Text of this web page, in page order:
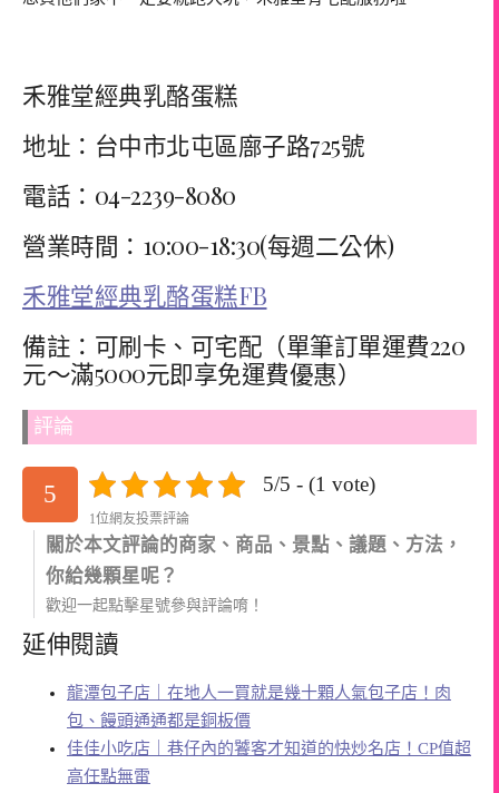
禾雅堂經典乳酪蛋糕
地址：台中市北屯區廍子路725號
電話：04-2239-8080
營業時間：10:00-18:30(每週二公休)
禾雅堂經典乳酪蛋糕FB
備註：可刷卡、可宅配（單筆訂單運費220
元～滿5000元即享免運費優惠）
評論
5 5/5 - (1 vote)
1位網友投票評論
關於本文評論的商家、商品、景點、議題、方法，
你給幾顆星呢？
歡迎一起點擊星號參與評論唷！
延伸閱讀
龍潭包子店｜在地人一買就是幾十顆人氣包子店！肉
包、饅頭通通都是銅板價
佳佳小吃店｜巷仔內的饕客才知道的快炒名店！CP值超
高任點無雷